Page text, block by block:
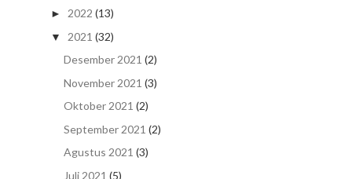
► 2022 (13)
▼ 2021 (32)
Desember 2021 (2)
November 2021 (3)
Oktober 2021 (2)
September 2021 (2)
Agustus 2021 (3)
Juli 2021 (5)